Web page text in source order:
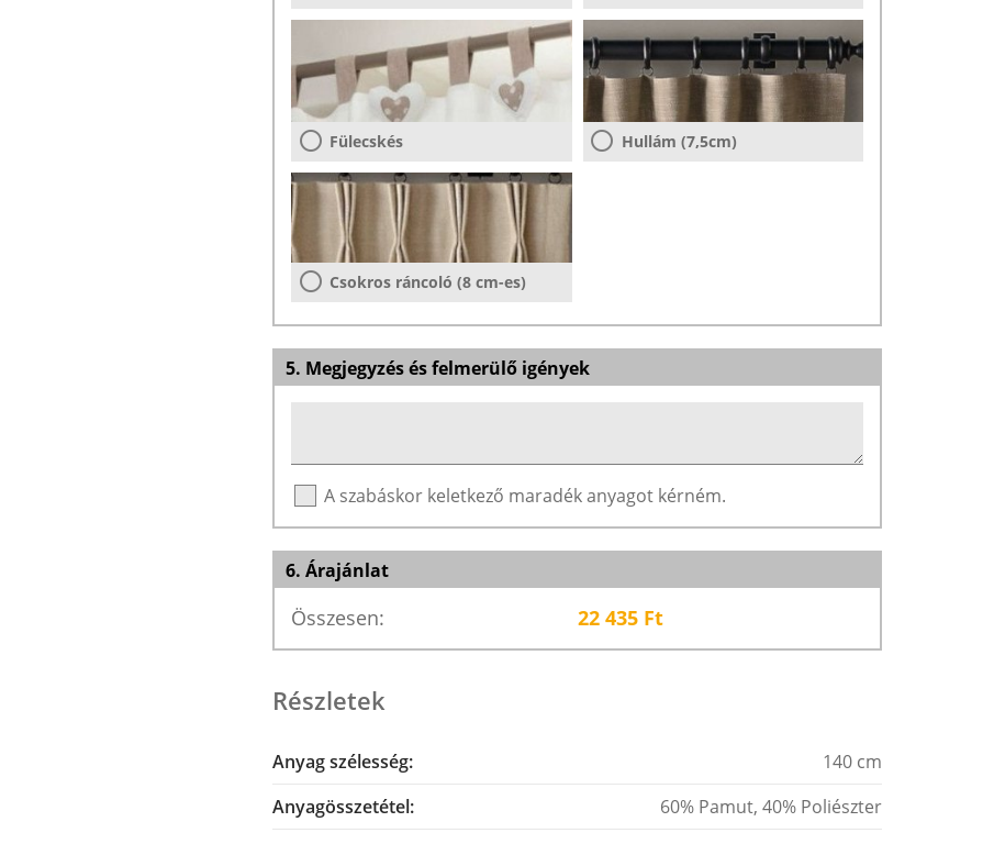
Fülecskés Hullám (7,5cm)
Csokros ráncoló (8 cm-es)
5. Megjegyzés és felmerülő igények
A szabáskor keletkező maradék anyagot kérném.
6. Árajánlat
Összesen: 22 435Ft
Részletek
Anyag szélesség:
140 cm
Anyagösszetétel:
60% Pamut, 40% Poliészter